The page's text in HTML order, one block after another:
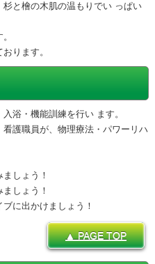
杉と檜の木肌の温もりでい っぱい
ります。
浴・機能訓練を行い ます。
護職員が、物理療法・パワーリハ
しょう！
しょう！
に出かけましょう！
▲ PAGE TOP